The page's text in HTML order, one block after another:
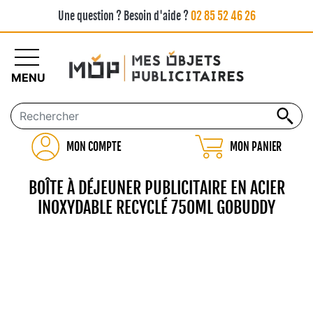
Une question ? Besoin d'aide ?02 85 52 46 26
MON COMPTE MON PANIER
MENU
BOÎTE À DÉJEUNER PUBLICITAIRE EN ACIER
INOXYDABLE RECYCLÉ 750ML GOBUDDY